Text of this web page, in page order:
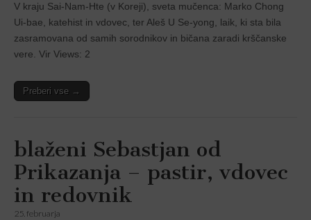
V kraju Sai-Nam-Hte (v Koreji), sveta mučenca: Marko Chong
Ui-bae, katehist in vdovec, ter Aleš U Se-yong, laik, ki sta bila
zasramovana od samih sorodnikov in bičana zaradi krščanske
vere. Vir Views: 2
Preberi vse →
blaženi Sebastjan od
Prikazanja – pastir, vdovec
in redovnik
25. februarja